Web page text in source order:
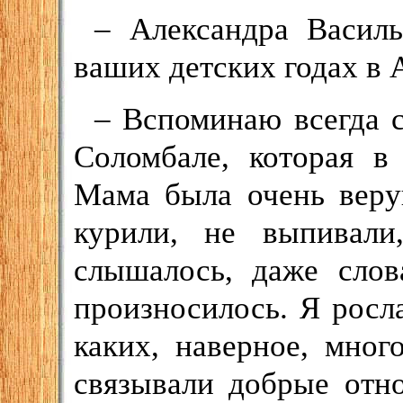
– Александра
ваших детских годах в
– Вспоминаю
Соломбале, которая
Мама была очень
курили, не
слышалось, даже
произносилось. Я
каких, наверное,
связывали добрые